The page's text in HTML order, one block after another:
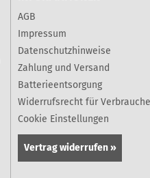
AGB
Impressum
Datenschutzhinweise
Zahlung und Versand
Batterieentsorgung
Widerrufsrecht für
Cookie Einstellungen
Vertrag widerrufen »